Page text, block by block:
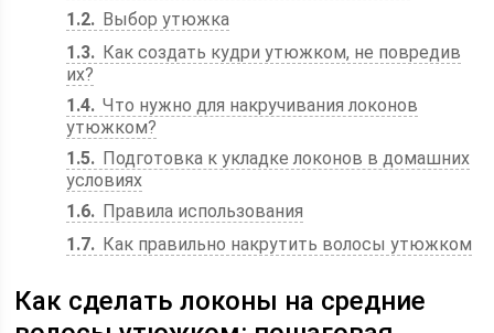
1.2
Выбор утюжка
1.3
Как создать кудри утюжком, не повредив
их?
1.4 Что нужно для накручивания локонов
утюжком?
1.5
Подготовка к укладке локонов в домашних
условиях
1.6
Правила использования
1.7
Как правильно накрутить волосы утюжком
Как сделать локоны на средние